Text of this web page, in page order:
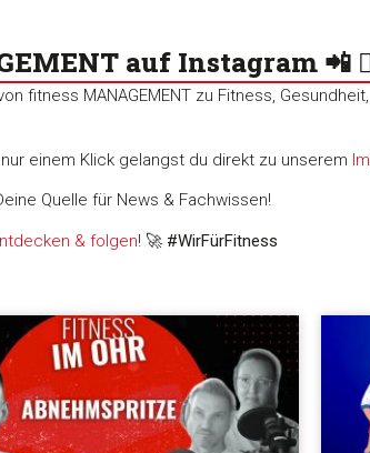
auf Instagram 📲
fitness MANAGEMENT zu Fitness,
einem Klick gelangst du direkt zu unserem
Quelle für News & Fachwissen!
& folgen! 🚀 #WirFürFitness